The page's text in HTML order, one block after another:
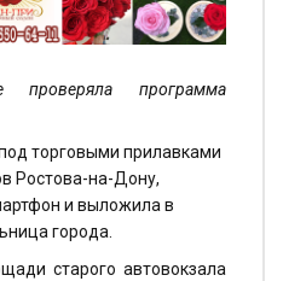
проверяла программа
торговыми прилавками
Ростова-на-Дону,
и выложила в
города.
старого автовокзала